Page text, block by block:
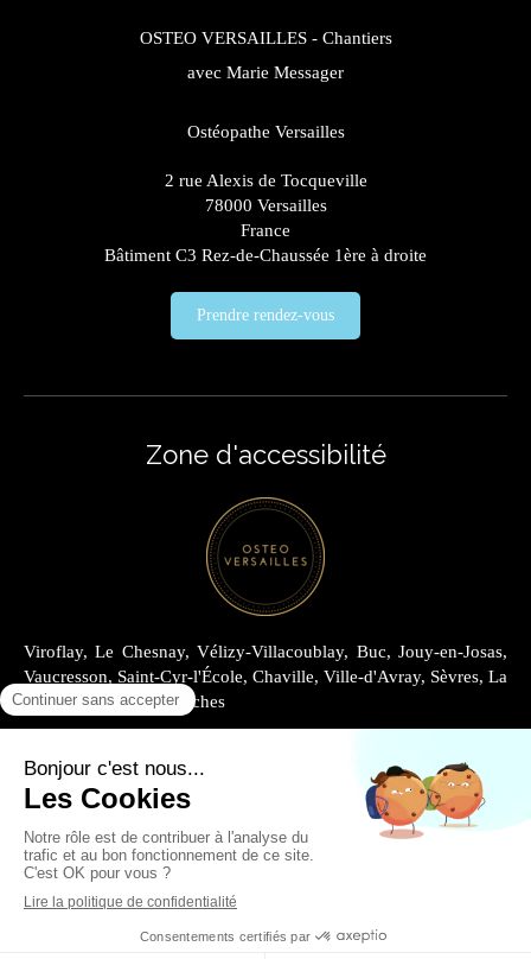
OSTEO VERSAILLES - Chantiers
avec Marie Messager
Ostéopathe Versailles
2 rue Alexis de Tocqueville
78000 Versailles
France
Bâtiment C3 Rez-de-Chaussée 1ère à droite
Prendre rendez-vous
Zone d'accessibilité
Viroflay, Le Chesnay, Vélizy-Villacoublay, Buc, Jouy-en-Josas,
Vaucresson, Saint-Cyr-l'École, Chaville, Ville-d'Avray, Sèvres, La
Celle-Saint-Cloud, Garches
Plan du site
Mentions légales
Louer au Cabinet Joly
Louer au Cabinet Archimède